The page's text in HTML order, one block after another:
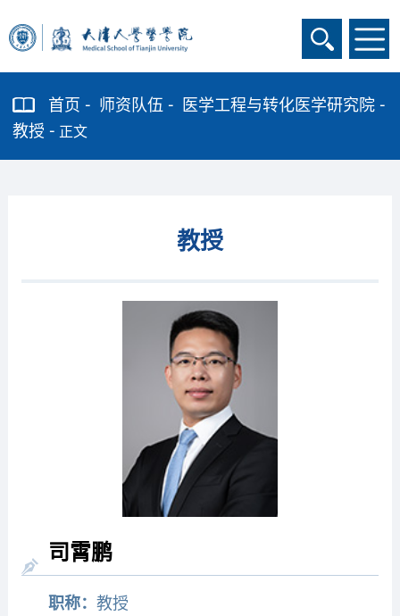
首页 师资队伍
医学工程与转化医学研究院
教授
正文
教授
司霄鹏
职称： 教授